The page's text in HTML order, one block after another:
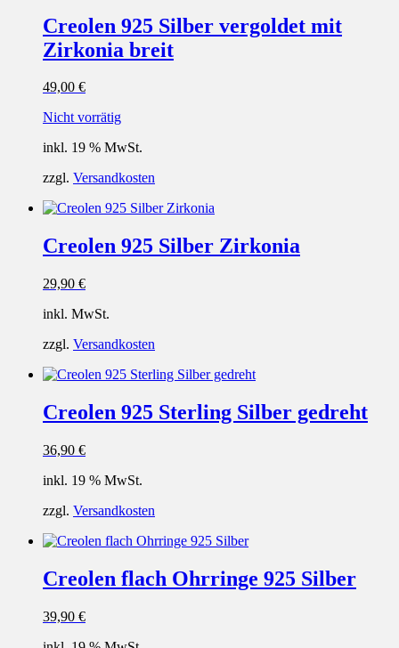
Creolen 925 Silber vergoldet mit
Zirkonia breit
49,00 €
Nicht vorrätig
inkl. 19 % MwSt.
zzgl. Versandkosten
Creolen 925 Silber Zirkonia
29,90 €
inkl. MwSt.
zzgl. Versandkosten
Creolen 925 Sterling Silber gedreht
36,90 €
inkl. 19 % MwSt.
zzgl. Versandkosten
Creolen flach Ohrringe 925 Silber
39,90 €